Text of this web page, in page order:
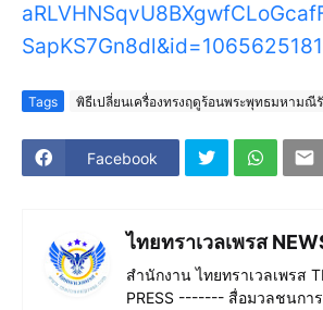
Tags พิธีเปลี่ยนเครื่องทรงฤดูร้อนพระพุทธมหามณี
Facebook
ไทยทราเวลเพรส
สำนักงาน ไทยทราเวลเพรส
PRESS ------- สื่อมวลชนการ